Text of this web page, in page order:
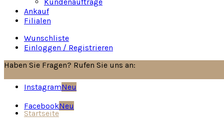
Kundenaufträge
Ankauf
Filialen
Wunschliste
Einloggen / Registrieren
Haben Sie Fragen? Rufen Sie uns an:
InstagramNeu
FacebookNeu
Startseite